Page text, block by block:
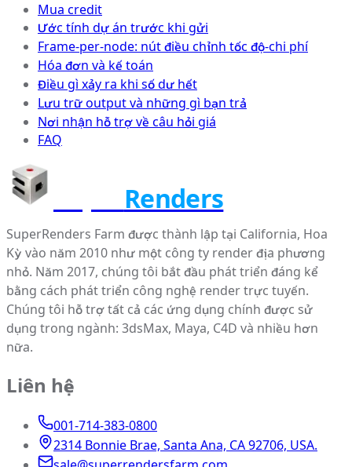
Mua credit
Ước tính dự án trước khi gửi
Frame-per-node: nút điều chỉnh tốc độ-chi phí
Hóa đơn và kế toán
Điều gì xảy ra khi số dư hết
Lưu trữ output và những gì bạn trả
Nơi nhận hỗ trợ về câu hỏi giá
FAQ
Renders
SuperRenders Farm được thành lập tại California, Hoa
Kỳ vào năm 2010 như một công ty render địa phương
nhỏ. Năm 2017, chúng tôi bắt đầu phát triển đáng kể
bằng cách phát triển công nghệ render trực tuyến.
Chúng tôi hỗ trợ tất cả các ứng dụng chính được sử
dụng trong ngành: 3dsMax, Maya, C4D và nhiều hơn
nữa.
Liên hệ
001-714-383-0800
2314 Bonnie Brae, Santa Ana, CA 92706, USA.